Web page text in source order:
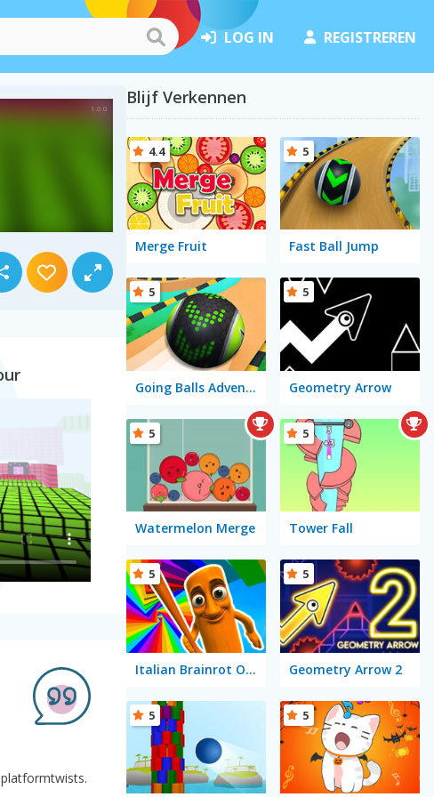
LOG IN REGISTREREN
Blijf Verkennen
Merge Fruit
4.4
Fast Ball Jump
5
Going Balls Adventure 2
5
Geometry Arrow
5
Watermelon Merge
5
Tower Fall
5
Italian Brainrot Obby Parkour
5
Geometry Arrow 2
5
5 5